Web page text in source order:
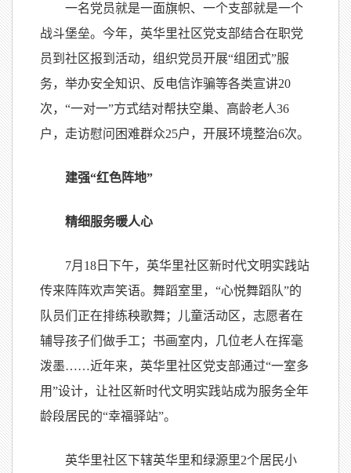
一名党员就是一面旗帜、一个支部就是一个
战斗堡垒。今年，英华里社区党支部结合在职党
员到社区报到活动，组织党员开展“组团式”服
务，举办安全知识、反电信诈骗等各类宣讲20
次，“一对一”方式结对帮扶空巢、高龄老人36
户，走访慰问困难群众25户，开展环境整治6次。
建强“红色阵地”
精细服务暖人心
7月18日下午，英华里社区新时代文明实践站
传来阵阵欢声笑语。舞蹈室里，“心悦舞蹈队”的
队员们正在排练秧歌舞；儿童活动区，志愿者在
辅导孩子们做手工；书画室内，几位老人在挥毫
泼墨……近年来，英华里社区党支部通过“一室多
用”设计，让社区新时代文明实践站成为服务全年
龄段居民的“幸福驿站”。
英华里社区下辖英华里和绿源里2个居民小